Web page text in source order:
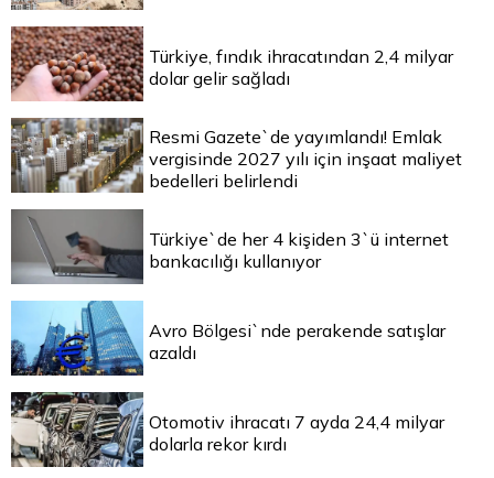
Türkiye, fındık ihracatından 2,4 milyar
dolar gelir sağladı
Resmi Gazete`de yayımlandı! Emlak
vergisinde 2027 yılı için inşaat maliyet
bedelleri belirlendi
Türkiye`de her 4 kişiden 3`ü internet
bankacılığı kullanıyor
Avro Bölgesi`nde perakende satışlar
azaldı
Otomotiv ihracatı 7 ayda 24,4 milyar
dolarla rekor kırdı